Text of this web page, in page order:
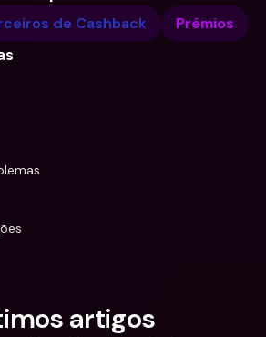
de Cashback Prémios
artigos